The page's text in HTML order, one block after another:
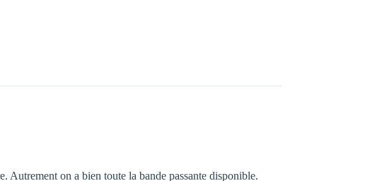
Autrement on a bien toute la bande passante disponible.